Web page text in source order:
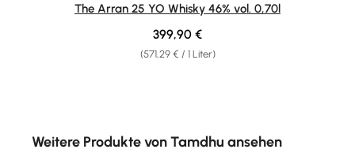
The Arran 25 YO Whisky 46% vol. 0,70l
(571,29 € / 1 Liter)
Regulärer Preis:
399,90 €
Weitere Produkte von Tamdhu ansehen